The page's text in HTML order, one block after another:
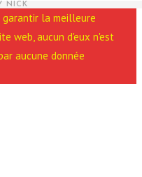
NICK
garantir la meilleure
web, aucun d'eux n'est
aucune donnée